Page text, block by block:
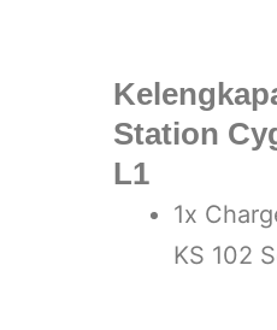
Station
L1
1x
KS 102